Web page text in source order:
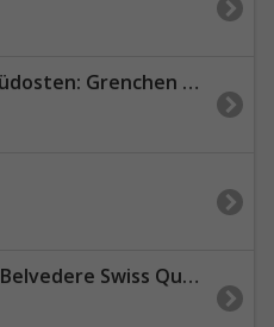
Grenchen City
- Eiger - Wetterhorn - Kleine Scheidegg - Männlichen